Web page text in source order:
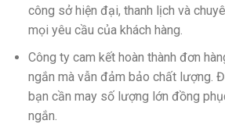
công sở hiện đại, thanh lịch và
mọi yêu cầu của khách hàng.
Công ty cam kết hoàn thành đơn
ngắn mà vẫn đảm bảo chất lượng.
bạn cần may số lượng lớn đồng
ngắn.